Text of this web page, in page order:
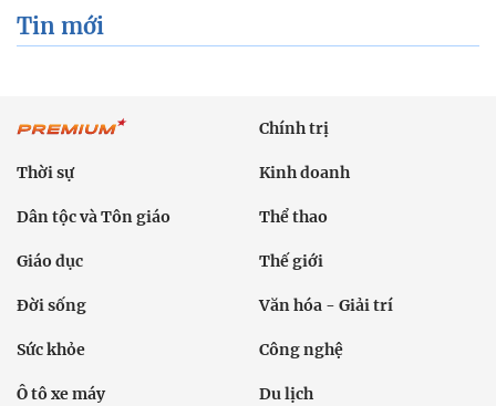
Tin mới
Chính trị
Thời sự Kinh doanh
Dân tộc và Tôn giáo Thể thao
Giáo dục Thế giới
Đời sống Văn hóa - Giải trí
Sức khỏe Công nghệ
Ô tô xe máy Du lịch